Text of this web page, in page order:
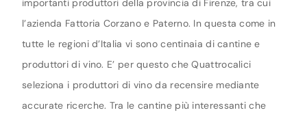
importanti produttori della provincia di Firenze, tra cui
l’azienda Fattoria Corzano e Paterno. In questa come in
tutte le regioni d’Italia vi sono centinaia di cantine e
produttori di vino. E’ per questo che Quattrocalici
seleziona i produttori di vino da recensire mediante
accurate ricerche. Tra le cantine più interessanti che